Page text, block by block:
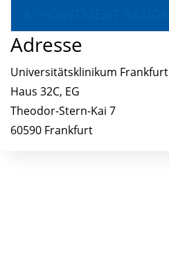
Adresse
Universitätsklinikum Frankfurt
Haus 32C, EG
Theodor-Stern-Kai 7
60590 Frankfurt